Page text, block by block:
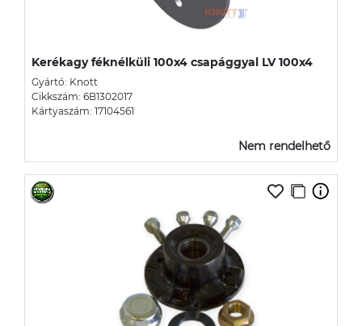
Kerékagy féknélküli 100x4 csapággyal LV 100x4
Gyártó: Knott
Cikkszám: 6B1302017
Kártyaszám: 17104561
Nem rendelhető